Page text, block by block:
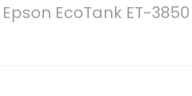
Epson EcoTank ET-